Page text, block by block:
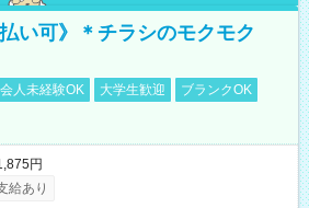
い可》＊チラシのモクモク
人未経験OK 大学生歓迎
ブランクOK
円
給あり